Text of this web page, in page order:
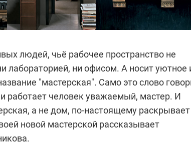
людей, чьё рабочее пространство не
лабораторией, ни офисом. А носит уютное
"мастерская". Само это слово
работает человек уважаемый, мастер. И
а не дом, по-настоящему раскрывает
новой мастерской рассказывает